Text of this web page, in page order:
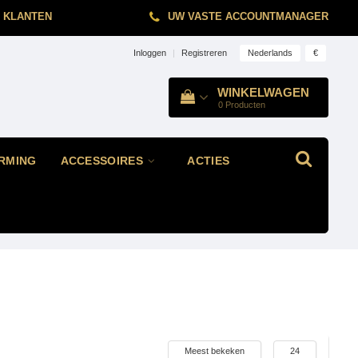
UW VASTE ACCOUNTMANAGER
Inloggen | Registreren Nederlands €
WINKELWAGEN
0 Producten
ACCESSOIRES ACTIES
Meest bekeken 24